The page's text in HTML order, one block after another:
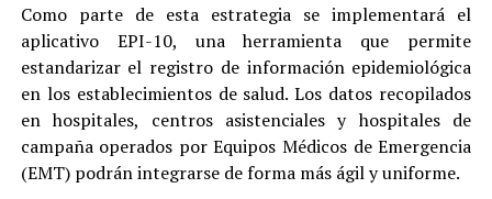
Como parte de esta estrategia se implementará el
aplicativo EPI-10, una herramienta que permite
estandarizar el registro de información epidemiológica
en los establecimientos de salud. Los datos recopilados
en hospitales, centros asistenciales y hospitales de
campaña operados por Equipos Médicos de Emergencia
(EMT) podrán integrarse de forma más ágil y uniforme.